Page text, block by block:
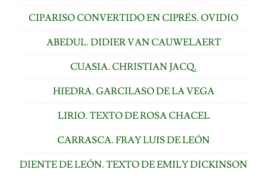
CIPARISO CONVERTIDO EN CIPRÉS. OVIDIO
ABEDUL. DIDIER VAN CAUWELAERT
CUASIA. CHRISTIAN JACQ.
HIEDRA. GARCILASO DE LA VEGA
LIRIO. TEXTO DE ROSA CHACEL
CARRASCA. FRAY LUIS DE LEÓN
DIENTE DE LEÓN. TEXTO DE EMILY DICKINSON